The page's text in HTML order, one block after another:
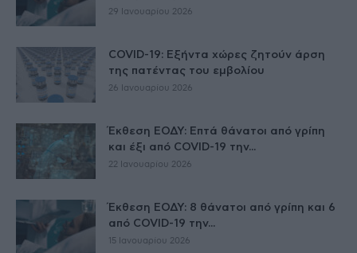
29 Ιανουαρίου 2026
COVID-19: Εξήντα χώρες ζητούν άρση
της πατέντας του εμβολίου
26 Ιανουαρίου 2026
Έκθεση ΕΟΔΥ: Επτά θάνατοι από γρίπη
και έξι από COVID-19 την...
22 Ιανουαρίου 2026
Έκθεση ΕΟΔΥ: 8 θάνατοι από γρίπη και 6
από COVID-19 την...
15 Ιανουαρίου 2026